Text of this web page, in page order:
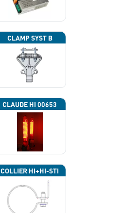
CLAMP SYST B
CLAUDE HI 00653
COLLIER HI+HI-STI